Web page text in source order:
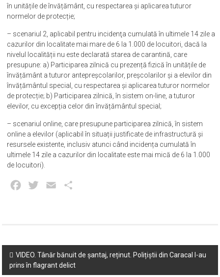
în unitățile de învățământ, cu respectarea și aplicarea tuturor
normelor de protecție;
– scenariul 2, aplicabil pentru incidenţa cumulată în ultimele 14 zile a
cazurilor din localitate mai mare de 6 la 1.000 de locuitori, dacă la
nivelul localității nu este declarată starea de carantină, care
presupune: a) Participarea zilnică cu prezență fizică în unitățile de
învățământ a tuturor antepreșcolarilor, preșcolarilor și a elevilor din
învățământul special, cu respectarea și aplicarea tuturor normelor
de protecție; b) Participarea zilnică, în sistem on-line, a tuturor
elevilor, cu excepția celor din învățământul special;
– scenariul online, care presupune participarea zilnică, în sistem
online a elevilor (aplicabil în situații justificate de infrastructură și
resursele existente, inclusiv atunci când incidența cumulată în
ultimele 14 zile a cazurilor din localitate este mai mică de 6 la 1.000
de locuitori).
Facebook
Twitter Email
Post
navigation
VIDEO. Tânăr bănuit de șantaj, reținut. Polițiștii din Caracal l-au
prins în flagrant delict